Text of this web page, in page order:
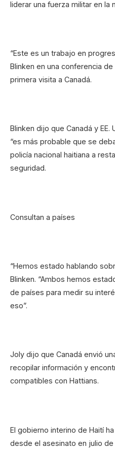
liderar una fuerza militar en la
“Este es un trabajo en
Blinken en una conferencia
primera visita a Canadá.
Blinken dijo que Canadá y
“es más probable que se
policía nacional haitiana a
seguridad.
Consultan a países
“Hemos estado hablando
Blinken. “Ambos hemos
de países para medir su
eso”.
Joly dijo que Canadá envió
recopilar información y
compatibles con Hattians.
El gobierno interino de Haití
desde el asesinato en julio